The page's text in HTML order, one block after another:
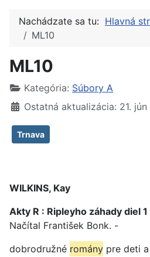
Nachádzate sa tu: Hlavná
ML10
ML10
Kategória: Súbory A
Ostatná aktualizácia: 21.
Trnava
WILKINS, Kay
Akty R : Ripleyho záhady diel
Načítal František Bonk. -
dobrodružné romány pre deti